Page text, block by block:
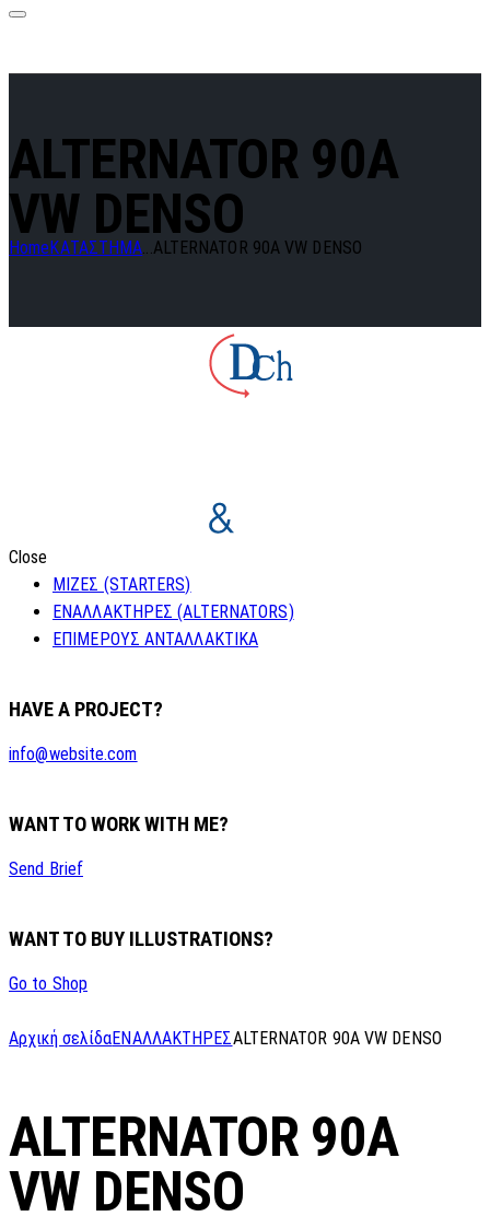
ALTERNATOR 90A
VW DENSO
Home ΚΑΤΑΣΤΗΜΑ...ALTERNATOR 90A VW DENSO
Close
ΜΙΖΕΣ (STARTERS)
ΕΝΑΛΛΑΚΤΗΡΕΣ (ALTERNATORS)
ΕΠΙΜΕΡΟΥΣ ΑΝΤΑΛΛΑΚΤΙΚΑ
HAVE A PROJECT?
info@website.com
WANT TO WORK WITH ME?
Send Brief
WANT TO BUY ILLUSTRATIONS?
Go to Shop
Αρχική σελίδαΕΝΑΛΛΑΚΤΗΡΕΣALTERNATOR 90A VW DENSO
ALTERNATOR 90A
VW DENSO